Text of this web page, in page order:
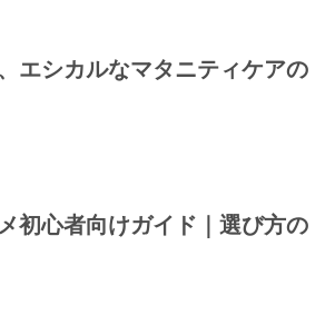
エシカルなマタニティケアの
初心者向けガイド｜選び方の